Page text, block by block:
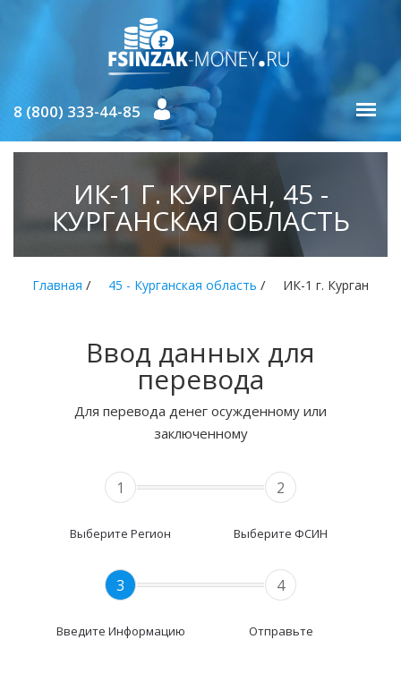
8 (800) 333-44-85
ИК-1 Г. КУРГАН, 45 -
КУРГАНСКАЯ ОБЛАСТЬ
Главная / 45 - Курганская область / ИК-1 г. Курган
Ввод данных для
перевода
Для перевода денег осужденному или
заключенному
1
Выберите Регион
2
Выберите ФСИН
3
Введите Информацию
4
Отправьте